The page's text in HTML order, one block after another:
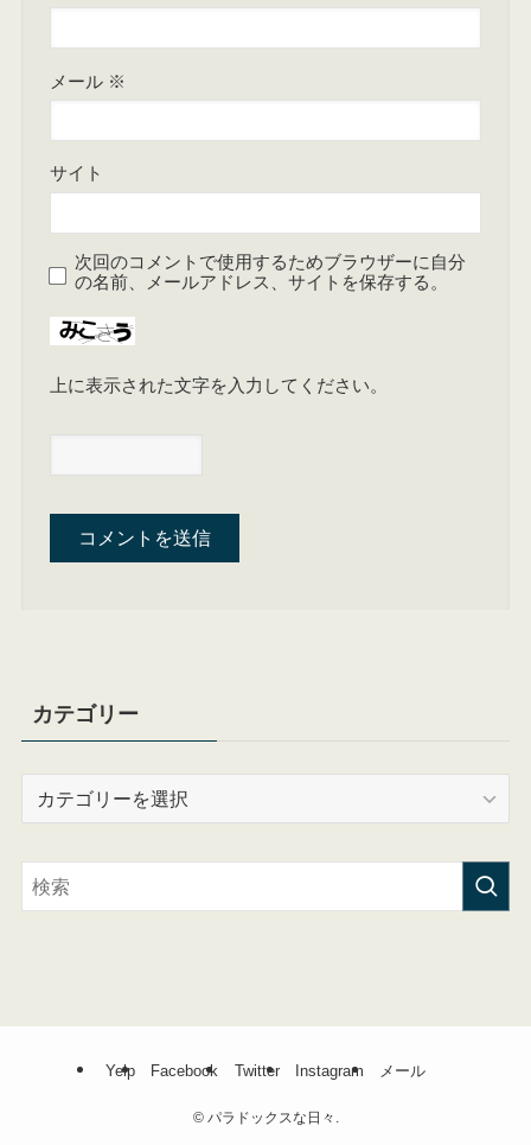
メール ※
サイト
次回のコメントで使用するためブラウザーに自分
の名前、メールアドレス、サイトを保存する。
上に表示された文字を入力してください。
カテゴリー
リ
ー
Yelp Facebook Twitter Instagram メール
©パラドックスな日々.